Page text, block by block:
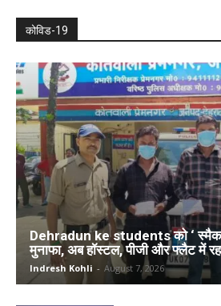
कोविड-19
Dehradun ke students को ‘ स्मैक
मुनाफा, अब हॉस्टल, पीजी और फ्लैट में
Indresh Kohli - August 7, 2026